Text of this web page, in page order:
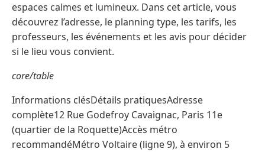
espaces calmes et lumineux. Dans cet article, vous
découvrez l’adresse, le planning type, les tarifs, les
professeurs, les événements et les avis pour décider
si le lieu vous convient.
core/table
Informations clésDétails pratiquesAdresse
complète12 Rue Godefroy Cavaignac, Paris 11e
(quartier de la Roquette)Accès métro
recommandéMétro Voltaire (ligne 9), à environ 5